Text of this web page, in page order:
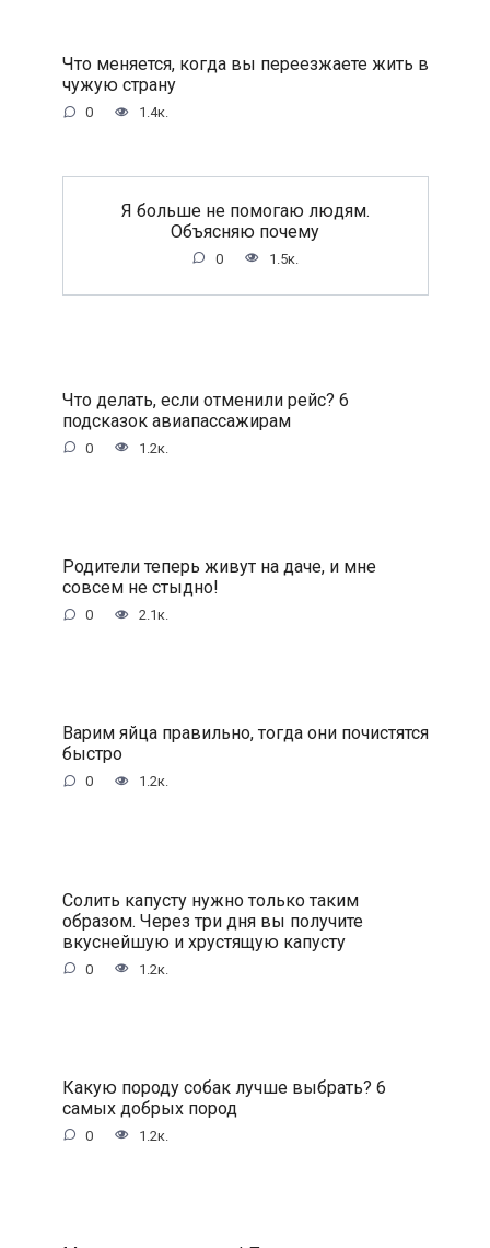
Что меняется, когда вы переезжаете жить в
чужую страну
0 1.4к.
Я больше не помогаю людям.
Объясняю почему
0 1.5к.
Что делать, если отменили рейс? 6
подсказок авиапассажирам
0 1.2к.
Родители теперь живут на даче, и мне
совсем не стыдно!
0 2.1к.
Варим яйца правильно, тогда они почистятся
быстро
0 1.2к.
Солить капусту нужно только таким
образом. Через три дня вы получите
вкуснейшую и хрустящую капусту
0 1.2к.
Какую породу собак лучше выбрать? 6
самых добрых пород
0 1.2к.